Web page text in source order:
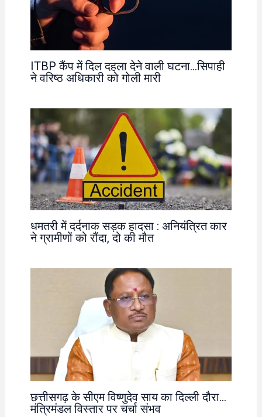
ITBP कैंप में दिल दहला देने वाली घटना…सिपाही
ने वरिष्ठ अधिकारी को गोली मारी
धमतरी में दर्दनाक सड़क हादसा : अनियंत्रित कार
ने ग्रामीणों को रौंदा, दो की मौत
छत्तीसगढ़ के सीएम विष्णुदेव साय का दिल्ली दौरा…
मंत्रिमंडल विस्तार पर चर्चा संभव